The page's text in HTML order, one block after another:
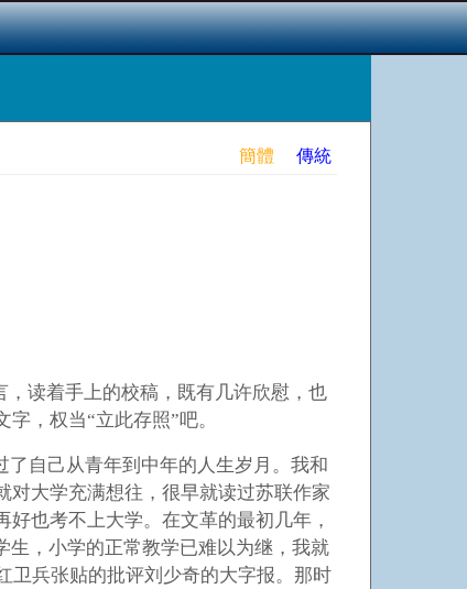
簡體 傳統
读着手上的校稿，既有几许欣慰，也
，权当“立此存照”吧。
自己从青年到中年的人生岁月。我和
对大学充满想往，很早就读过苏联作家
也考不上大学。在文革的最初几年，
生，小学的正常教学已难以为继，我就
卫兵张贴的批评刘少奇的大字报。那时